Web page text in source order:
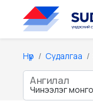
Нүүр Судалгаа
Ангилал